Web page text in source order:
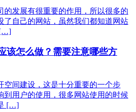
的发展有很重要的作用，所以很多的
了自己的网站，虽然我们都知道网站
[…]
该怎么做？需要注意哪些方
空间建设，这是十分重要的一个步
到用户的使用，很多网站使用的时候
[…]